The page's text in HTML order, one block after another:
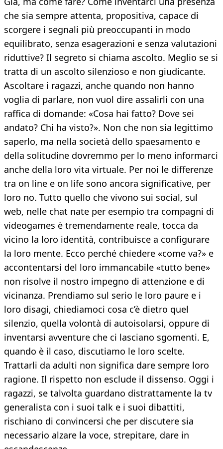
che sia sempre attenta, propositiva, capace di
scorgere i segnali più preoccupanti in modo
equilibrato, senza esagerazioni e senza valutazioni
riduttive? Il segreto si chiama ascolto. Meglio se si
tratta di un ascolto silenzioso e non giudicante.
Ascoltare i ragazzi, anche quando non hanno
voglia di parlare, non vuol dire assalirli con una
raffica di domande: «Cosa hai fatto? Dove sei
andato? Chi ha visto?». Non che non sia legittimo
saperlo, ma nella società dello spaesamento e
della solitudine dovremmo per lo meno informarci
anche della loro vita virtuale. Per noi le differenze
tra on line e on life sono ancora significative, per
loro no. Tutto quello che vivono sui social, sul
web, nelle chat nate per esempio tra compagni di
videogames è tremendamente reale, tocca da
vicino la loro identità, contribuisce a configurare
la loro mente. Ecco perché chiedere «come va?» e
accontentarsi del loro immancabile «tutto bene»
non risolve il nostro impegno di attenzione e di
vicinanza. Prendiamo sul serio le loro paure e i
loro disagi, chiediamoci cosa c’è dietro quel
silenzio, quella volontà di autoisolarsi, oppure di
inventarsi avventure che ci lasciano sgomenti. E,
quando è il caso, discutiamo le loro scelte.
Trattarli da adulti non significa dare sempre loro
ragione. Il rispetto non esclude il dissenso. Oggi i
ragazzi, se talvolta guardano distrattamente la tv
generalista con i suoi talk e i suoi dibattiti,
rischiano di convincersi che per discutere sia
necessario alzare la voce, strepitare, dare in